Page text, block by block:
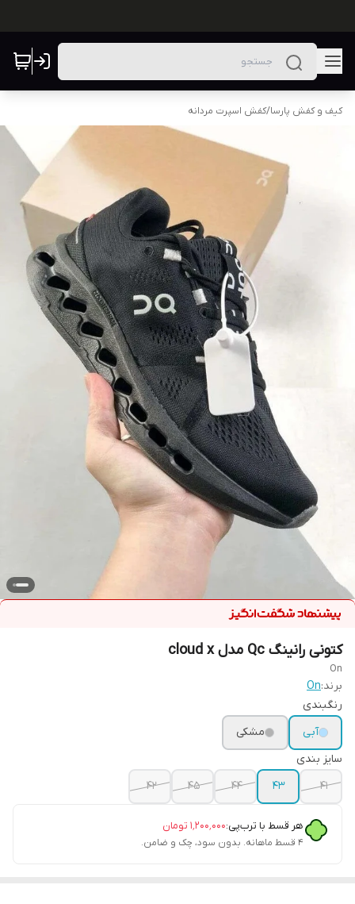
کیف و کفش پارسا/کفش اسپرت مردانه
کتونی رانینگ Qc مدل cloud x
On
برند:On
رنگبندی
آبی
مشکی
سایز بندی
41
43
44
45 ۴۲
هر قسط با ترب‌پی:۱٬۲۰۰٬۰۰۰ تومان
۴ قسط ماهانه. بدون سود، چک و ضامن.